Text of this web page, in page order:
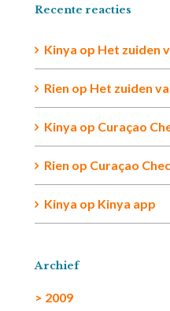
Recente reacties
Kinya op Het zuiden
Rien op Het zuiden
Kinya op Curaçao
Rien op Curaçao
Kinya op Kinya app
Archief
> 2009